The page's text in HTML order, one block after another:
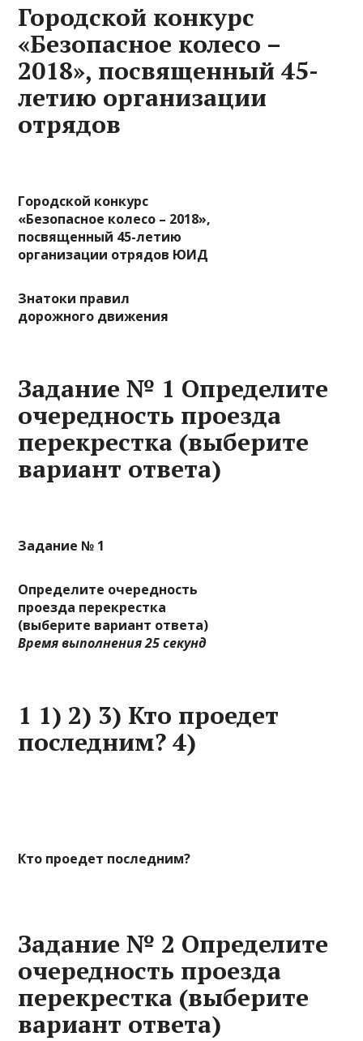
Городской конкурс
«Безопасное колесо –
2018», посвященный 45-
летию организации
отрядов
Городской конкурс
«Безопасное колесо – 2018»,
посвященный 45-летию
организации отрядов ЮИД
Знатоки правил
дорожного движения
Задание № 1 Определите
очередность проезда
перекрестка (выберите
вариант ответа)
Задание № 1
Определите очередность
проезда перекрестка
(выберите вариант ответа)
Время выполнения 25 секунд
1 1) 2) 3) Кто проедет
последним? 4)
Кто проедет последним?
Задание № 2 Определите
очередность проезда
перекрестка (выберите
вариант ответа)